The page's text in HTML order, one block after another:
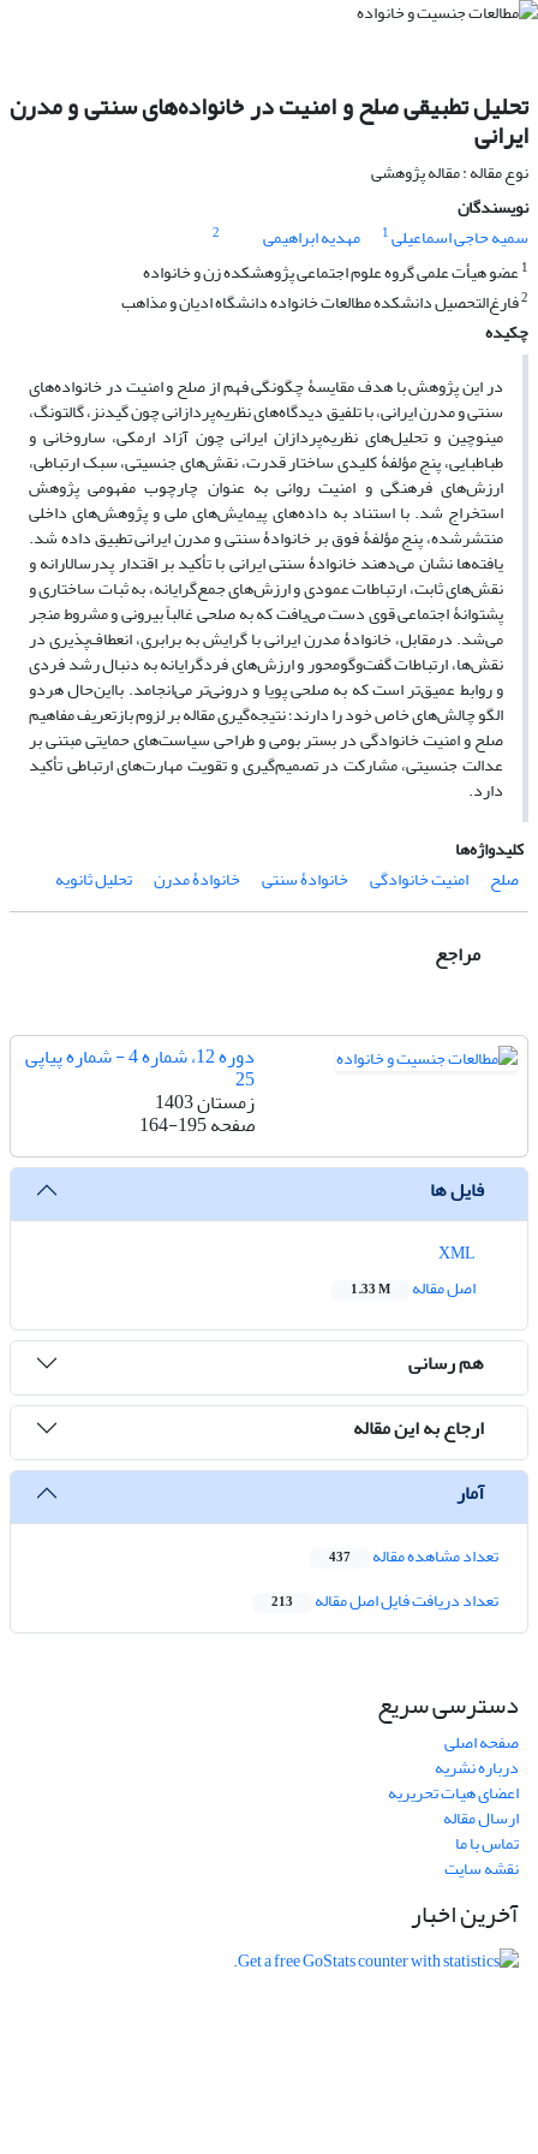
تحلیل تطبیقی صلح و امنیت در خانواده‌های سنتی و مدرن
ایرانی
نوع مقاله : مقاله پژوهشی
نویسندگان
سمیه حاجی اسماعیلی1 مهدیه ابراهیمی
2
1عضو هیأت علمی گروه علوم اجتماعی پژوهشکده زن و خانواده
2فارغ‌التحصیل دانشکده مطالعات خانواده دانشگاه ادیان و مذاهب
چکیده
در این پژوهش با هدف مقایسۀ چگونگی فهم از صلح و امنیت در خانواده‌های
سنتی و مدرن ایرانی، با تلفیق دیدگاه‌های نظریه‌پردازانی چون گیدنز، گالتونگ،
مینوچین و تحلیل‌های نظریه‌پردازان ایرانی چون آزاد ارمکی، ساروخانی و
طباطبایی، پنج مؤلفۀ کلیدی ساختار قدرت، نقش‌های جنسیتی، سبک ارتباطی،
ارزش‌های فرهنگی و امنیت روانی به عنوان چارچوب مفهومی پژوهش
استخراج شد. با استناد به داده‌های پیمایش‌های ملی و پژوهش‌های داخلی
منتشرشده، پنج مؤلفۀ فوق بر خانوادۀ سنتی و مدرن ایرانی تطبیق داده شد.
یافته‌ها نشان می‌دهند خانوادۀ سنتی ایرانی با تأکید بر اقتدار پدرسالارانه و
نقش‌های ثابت، ارتباطات عمودی و ارزش‌های جمع‌گرایانه، به ثبات ساختاری و
پشتوانۀ اجتماعی قوی دست می‌یافت که به صلحی غالباً بیرونی و مشروط منجر
می‌شد. درمقابل، خانوادۀ مدرن ایرانی با گرایش به برابری، انعطاف‌پذیری در
نقش‌ها، ارتباطات گفت‌وگومحور و ارزش‌های فردگرایانه به دنبال رشد فردی
و روابط عمیق‌تر است که به صلحی پویا و درونی‌تر می‌انجامد. بااین‌حال هردو
الگو چالش‌های خاص خود را دارند؛ نتیجه‌گیری مقاله بر لزوم بازتعریف مفاهیم
صلح و امنیت خانوادگی در بستر بومی و طراحی سیاست‌های حمایتی مبتنی بر
عدالت جنسیتی، مشارکت در تصمیم‌گیری و تقویت مهارت‌های ارتباطی تأکید
دارد.
کلیدواژه‌ها
صلح
امنیت خانوادگی خانوادۀ سنتی خانوادۀ مدرن تحلیل ثانویه
مراجع
دوره 12، شماره 4 - شماره پیاپی
25
زمستان 1403
صفحه164-195
فایل ها
اصل مقاله
1.33 M
هم رسانی
ارجاع به این مقاله
آمار
تعداد مشاهده مقاله 437
تعداد دریافت فایل اصل مقاله 213
دسترسی سریع
صفحه اصلی
درباره نشریه
اعضای هیات تحریریه
ارسال مقاله
تماس با ما
نقشه سایت
آخرین اخبار